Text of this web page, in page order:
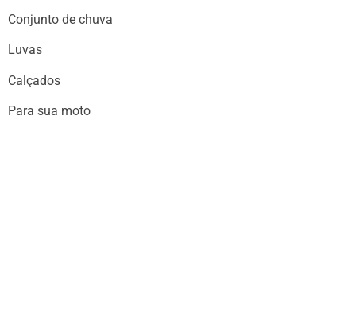
Conjunto de chuva
Luvas
Calçados
Para sua moto